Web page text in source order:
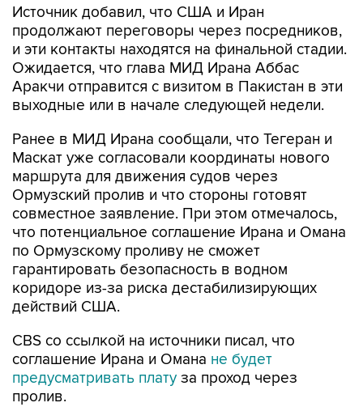
Источник добавил, что США и Иран
продолжают переговоры через посредников,
и эти контакты находятся на финальной стадии.
Ожидается, что глава МИД Ирана Аббас
Аракчи отправится с визитом в Пакистан в эти
выходные или в начале следующей недели.
Ранее в МИД Ирана сообщали, что Тегеран и
Маскат уже согласовали координаты нового
маршрута для движения судов через
Ормузский пролив и что стороны готовят
совместное заявление. При этом отмечалось,
что потенциальное соглашение Ирана и Омана
по Ормузскому проливу не сможет
гарантировать безопасность в водном
коридоре из-за риска дестабилизирующих
действий США.
CBS со ссылкой на источники писал, что
соглашение Ирана и Омана не будет
предусматривать плату за проход через
пролив.